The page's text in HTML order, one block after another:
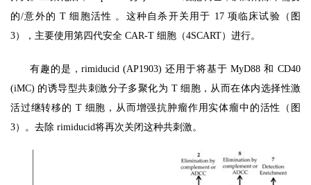
的/意外的 T 细胞活性 。这种自杀开关用于 17 项临床试验（图
3），主要使用第四代安全 CAR-T 细胞（4SCART）进行。
有趣的是，rimiducid (AP1903) 还用于将基于 MyD88 和 CD40
(iMC) 的诱导型共刺激分子多聚化为 T 细胞，从而在体内选择性激
活过继转移的 T 细胞，从而增强抗肿瘤作用实体瘤中的活性（图
3）。去除 rimiducid将再次关闭这种共刺激。